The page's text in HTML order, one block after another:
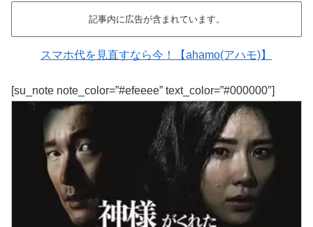
記事内に広告が含まれています。
スマホ代を見直すなら今！【ahamo(アハモ)】
[su_note note_color=”#efeeee” text_color=”#000000″]